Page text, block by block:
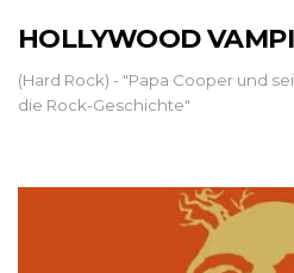
HOLLYWOOD
(Hard Rock) - "Papa Cooper und
die Rock-Geschichte"